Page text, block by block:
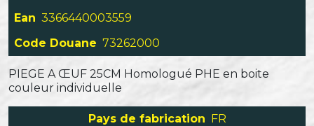
Ean 3366440003559
Code Douane 73262000
PIEGE A ŒUF 25CM Homologué PHE en boite
couleur individuelle
Pays de fabrication FR